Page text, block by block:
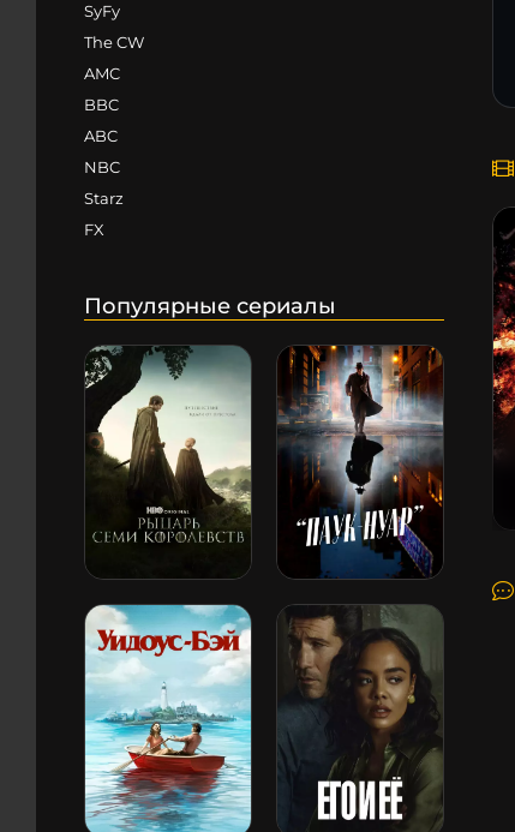
SyFy
The CW
AMC
BBC
ABC
NBC
Starz
FX
Популярные сериалы